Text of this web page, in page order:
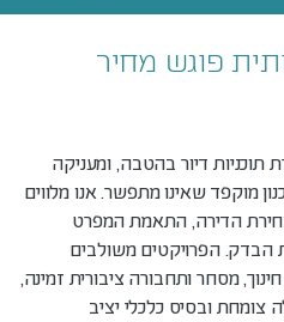
פוגש מחיר
תוכניות דיור בהטבה, ומעניקה
מוקפד שאינו מתפשר. אנו מלווים
הדירה, התאמת המפרט
הבדק. הפרויקטים משולבים
מסחר ותחבורה ציבורית זמינה,
צומחת ובסיס כלכלי יציב